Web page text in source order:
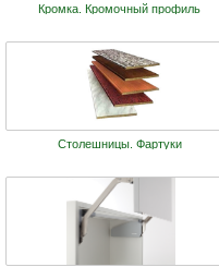
Кромка. Кромочный профиль
Столешницы. Фартуки